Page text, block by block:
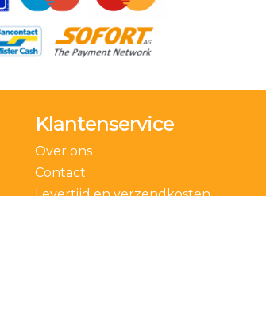
Klantenservice
Over ons
Contact
Levertijd en verzendkosten